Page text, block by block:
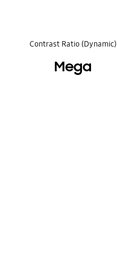
Contrast Ratio (Dynamic)
Mega